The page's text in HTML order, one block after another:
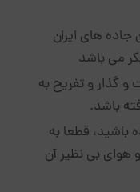
های ایران
می باشد
گذار و تفریح به
باشد.
باشید، قطعا به
هوای بی نظیر آن